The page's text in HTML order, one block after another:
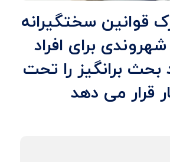
قوانین سختگیرانه
برای افراد
بحث برانگیز را تحت
قرار می دهد